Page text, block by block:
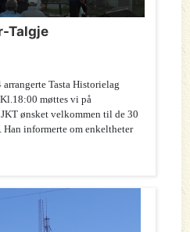
Talgje
Tasta Historielag
møttes vi på
ønsket velkommen til de 30
Han informerte om enkeltheter